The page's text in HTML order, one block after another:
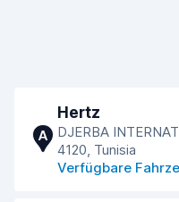
A
Hertz
DJERBA
4120, Tunisia
Verfügbare